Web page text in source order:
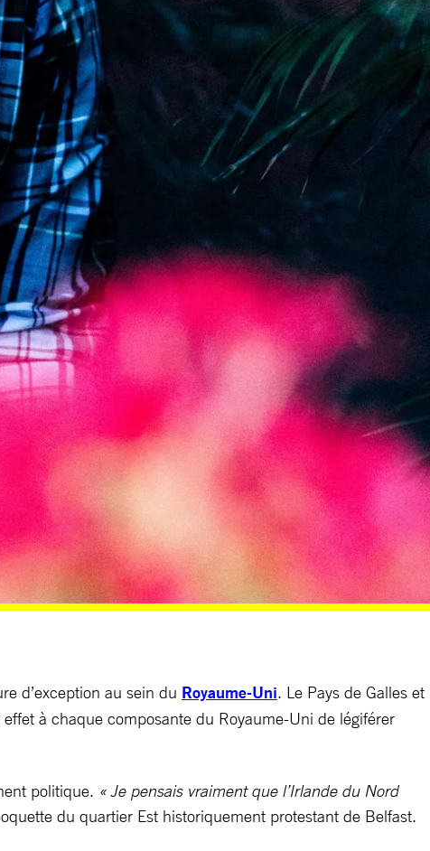
d’exception au sein du Royaume-Uni. Le Pays de Galles et
à chaque composante du Royaume-Uni de légiférer
politique. « Je pensais vraiment que l’Irlande du Nord
du quartier Est historiquement protestant de Belfast.